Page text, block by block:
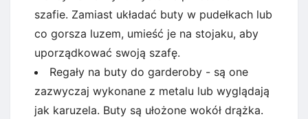
szafie. Zamiast układać buty w pudełkach lub
co gorsza luzem, umieść je na stojaku, aby
uporządkować swoją szafę.
Regały na buty do garderoby - są one
zazwyczaj wykonane z metalu lub wyglądają
jak karuzela. Buty są ułożone wokół drążka.